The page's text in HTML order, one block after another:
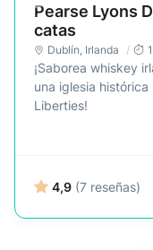
Pearse Lyons
catas
Dublín Irlanda
¡Saborea whiskey
una iglesia
Liberties!
4,9 (7 reseñas)